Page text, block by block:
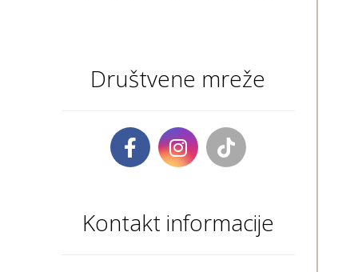
Društvene mreže
Kontakt informacije